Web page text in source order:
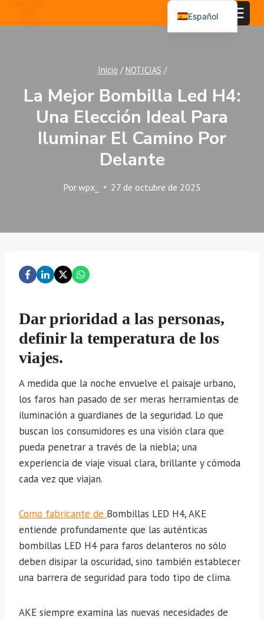
al
Inicio / NOTICIAS /
La Mejor Bombilla Led H4:
Una Elección Ideal Para
Iluminar El Camino Por
Delante
Porwpx_ 27 de octubre de 2025
Dar prioridad a las personas,
definir la temperatura de los
viajes.
A medida que la noche envuelve el paisaje urbano,
los faros han pasado de ser meras herramientas de
iluminación a guardianes de la seguridad. Lo que
buscan los consumidores es una visión clara que
pueda penetrar a través de la niebla; una
experiencia de viaje visual clara, brillante y cómoda
cada vez que viajan.
Como fabricante de Bombillas LED H4, AKE
entiende profundamente que las auténticas
bombillas LED H4 para faros delanteros no sólo
deben disipar la oscuridad, sino también establecer
una barrera de seguridad para todo tipo de clima.
AKE siempre examina las nuevas necesidades de
Español
English